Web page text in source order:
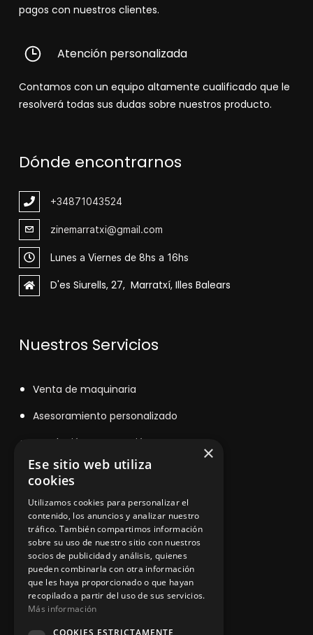
pagos con nuestros clientes.
Atención personalizada
Contamos con un equipo altamente cualificado que le
resolverá todas sus dudas sobre nuestros producto.
Dónde encontrarnos
+34871043524
zinemarratxi@gmail.com
Lunes a Viernes de 8hs a 16hs
D'es Siurells, 27, Marratxí, Illes Balears
Nuestros Servicios
Venta de maquinaria
Asesoramiento personalizado
Instalación y reparación
Contacto
Información legal
Política de privacidad
Aviso legal
×
Ese sitio web utiliza
cookies
Utilizamos cookies para personalizar el
contenido, los anuncios y analizar nuestro
tráfico. También compartimos información
sobre su uso de nuestro sitio con nuestros
socios de publicidad y análisis, quienes
pueden combinarla con otra información
que les haya proporcionado o que hayan
recopilado a partir del uso de sus servicios.
Más información
COOKIES ESTRICTAMENTE